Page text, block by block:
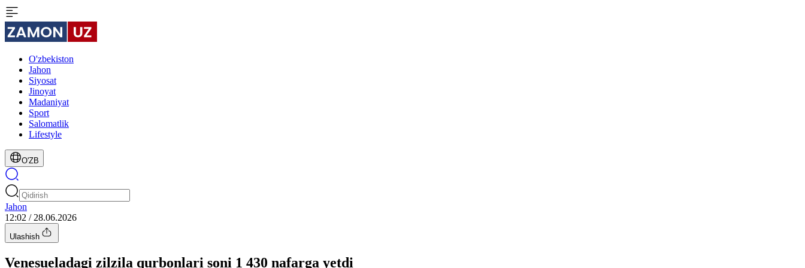
O'zbekiston
Jahon
Siyosat
Jinoyat
Madaniyat
Sport
Salomatlik
Lifestyle
O'ZB
Jahon
12:02 / 28.06.2026
Ulashish
Venesueladagi zilzila qurbonlari soni 1 430 nafarga yetdi